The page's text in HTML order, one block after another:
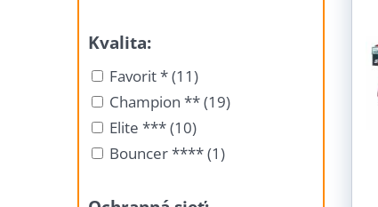
Kvalita:
Favorit * (11)
Champion ** (19)
Elite *** (10)
Bouncer **** (1)